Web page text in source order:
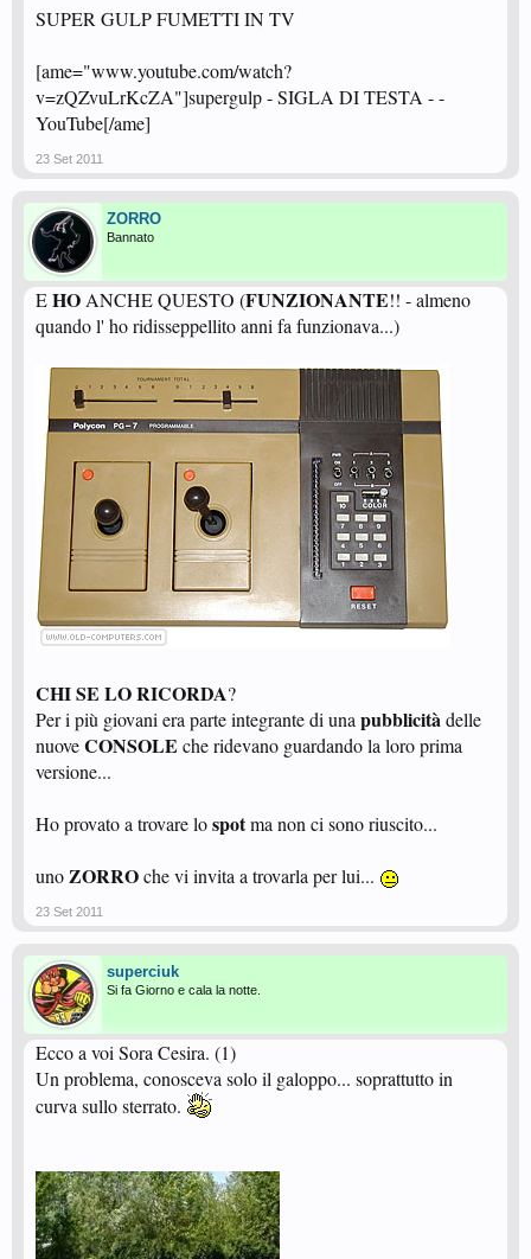
SUPER GULP FUMETTI IN TV
[ame="www.youtube.com/watch?
v=zQZvuLrKcZA"]supergulp - SIGLA DI TESTA - -
YouTube[/ame]
23 Set 2011
ZORRO
Bannato
EHO ANCHE QUESTO (FUNZIONANTE!! - almeno
quando l' ho ridisseppellito anni fa funzionava...)
CHI SE LO RICORDA?
Per i più giovani era parte integrante di una pubblicitàdelle
nuoveCONSOLE che ridevano guardando la loro prima
versione...
Ho provato a trovare lospotma non ci sono riuscito...
unoZORROche vi invita a trovarla per lui...
23 Set 2011
superciuk
Si fa Giorno e cala la notte.
Ecco a voi Sora Cesira. (1)
Un problema, conosceva solo il galoppo... soprattutto in
curva sullo sterrato.